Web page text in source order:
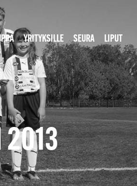
YRITYKSILLE SEURA LIPUT
2013